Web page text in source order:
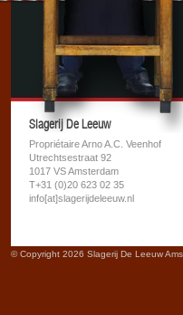
Slagerij De Leeuw
Propriétaire Arno A.C. Veenhof
Utrechtsestraat 92
1017 VS Amsterdam
T+31 (0)20 623 02 35
info[at]slagerijdeleeuw.nl
© Copyright 2026 Slagerij De Leeuw